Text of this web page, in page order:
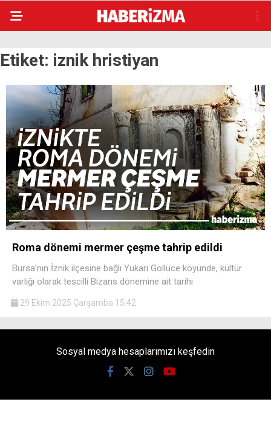
Etiket: iznik hristiyan
Roma dönemi mermer çeşme tahrip edildi
Bursa’nın İznik ilçesine bağlı Yukarı Göllüce köyünde, kültür
varlığı olarak tescilli Bizans dönemine ait tarihi
29 Ekim 2025 Çarşamba 15:42
Sosyal medya hesaplarımızı keşfedin